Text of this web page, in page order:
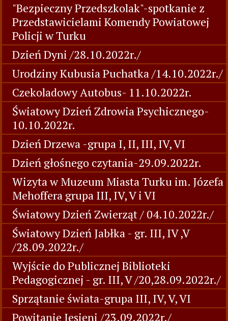
"Bezpieczny Przedszkolak"-spotkanie z
Przedstawicielami Komendy Powiatowej
Policji w Turku
Dzień Dyni /28.10.2022r./
Urodziny Kubusia Puchatka /14.10.2022r./
Czekoladowy Autobus- 11.10.2022r.
Światowy Dzień Zdrowia Psychicznego-
10.10.2022r.
Dzień Drzewa -grupa I, II, III, IV, VI
Dzień głośnego czytania-29.09.2022r.
Wizyta w Muzeum Miasta Turku im. Józefa
Mehoffera grupa III, IV, V i VI
Światowy Dzień Zwierząt / 04.10.2022r./
Światowy Dzień Jabłka - gr. III, IV ,V
/28.09.2022r./
Wyjście do Publicznej Biblioteki
Pedagogicznej - gr. III, V /20,28.09.2022r./
Sprzątanie świata-grupa III, IV, V, VI
Powitanie Jesieni /23.09.2022r./